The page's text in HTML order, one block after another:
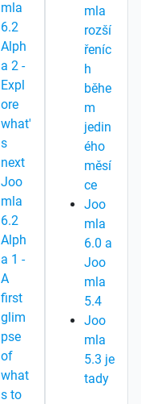
mla
6.2
Alph
a 2 -
Expl
ore
what'
s
next
Joo
mla
6.2
Alph
a 1 -
A
first
glim
pse
of
what
s to
mla
rozší
řeníc
h
běhe
m
jedin
ého
měsí
ce
Joo
mla
6.0 a
Joo
mla
5.4
Joo
mla
5.3 je
tady